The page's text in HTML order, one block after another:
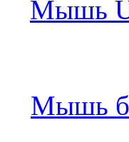
Мышь
Мышь